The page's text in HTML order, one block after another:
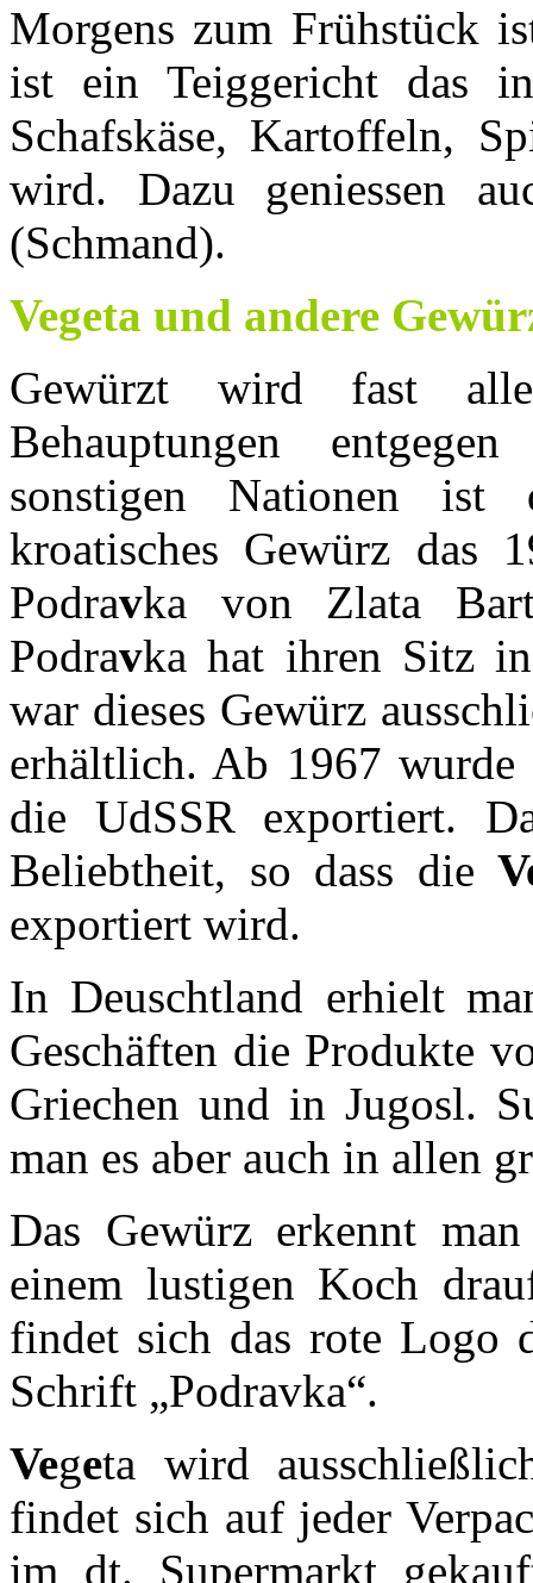
Morgens zum Frühstück
ist ein Teiggericht das
Schafskäse, Kartoffeln,
wird. Dazu geniessen
(Schmand).
Vegeta und andere
Gewürzt wird fast
Behauptungen
sonstigen Nationen
kroatisches Gewürz das
Podravka von Zlata
Podravka hat ihren Sitz
war dieses Gewürz
erhältlich. Ab 1967 wurde
die UdSSR exportiert.
Beliebtheit, so dass die
exportiert wird.
In Deuschtland erhielt
Geschäften die Produkte
Griechen und in Jugosl.
man es aber auch in allen
Das Gewürz erkennt
einem lustigen Koch
findet sich das rote Logo
Schrift „Podravka“.
Vegeta wird
findet sich auf jeder
im dt. Supermarkt